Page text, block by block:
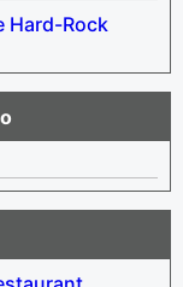
Hard-Rock